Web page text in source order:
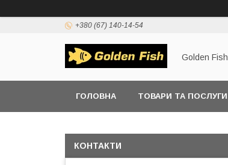
+380 (67) 140-14-54
Golden Fish
ГОЛОВНА ТОВАРИ ТА ПОСЛУГИ
КОНТАКТИ